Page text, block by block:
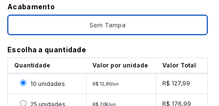
Acabamento
Sem Tampa
Escolha a quantidade
Quantidade Valor por unidade Valor Total
Selecionar 10 unidades
10 unidades R$ 12,80/un R$ 127,99
Selecionar 25 unidades
25 unidades R$ 7,08/un R$ 176,99